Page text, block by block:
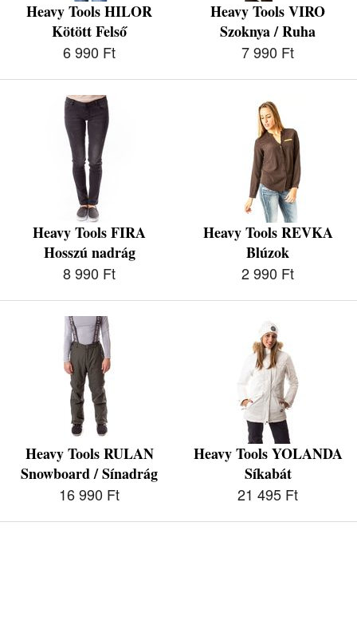
Heavy Tools HILOR
Kötött Felső
6 990 Ft
Heavy Tools VIRO
Szoknya / Ruha
7 990 Ft
Heavy Tools FIRA
Hosszú nadrág
8 990 Ft
Heavy Tools REVKA
Blúzok
2 990 Ft
Heavy Tools RULAN
Snowboard / Sínadrág
16 990 Ft
Heavy Tools YOLANDA
Síkabát
21 495 Ft